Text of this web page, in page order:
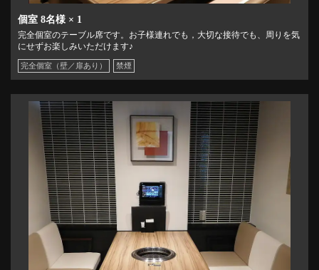
個室 8名様 × 1
完全個室のテーブル席です。お子様連れでも，大切な接待でも、周りを気
にせずお楽しみいただけます♪
完全個室（壁／扉あり） 禁煙